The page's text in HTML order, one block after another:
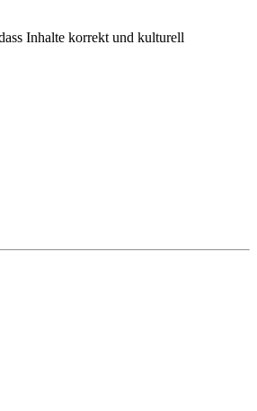
Inhalte korrekt und kulturell